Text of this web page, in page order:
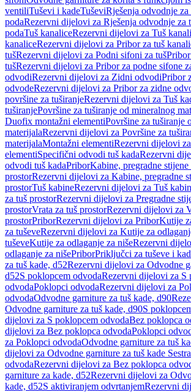
ventiliTuševi i kadeTuševiRješenja odvodnje
podaRezervni dijelovi za Rješenja odvodnje za
podaTuš kanaliceRezervni dijelovi za Tuš
kanaliceRezervni dijelovi za Pribor za tuš
tušRezervni dijelovi za Podni sifoni za tuš
tušRezervni dijelovi za Pribor za podne sifone
odvodiRezervni dijelovi za Zidni odvodiPribor
odvodeRezervni dijelovi za Pribor za zidne
površine za tuširanjeRezervni dijelovi za Tuš
tuširanjePovršine za tuširanje od mineralnog
Duofix montažni elementiPovršine za tuširanje
materijalaRezervni dijelovi za Površine za
materijalaMontažni elementiRezervni dijelovi
elementiSpecifični odvodi tuš kadaRezervni
odvodi tuš kadaPriborKabine, pregradne stijene
prostorRezervni dijelovi za Kabine, pregradne
prostorTuš kabineRezervni dijelovi za Tuš
za tuš prostorRezervni dijelovi za Pregradne
prostorVrata za tuš prostorRezervni dijelovi za
prostorPriborRezervni dijelovi za PriborKutije
za tuševeRezervni dijelovi za Kutije za
tuševeKutije za odlaganje za nišeRezervni
odlaganje za nišePriborPriključci za tuševe i
za tuš kade, d52Rezervni dijelovi za Odvodne
d52S poklopcem odvodaRezervni dijelovi za S
odvodaPoklopci odvodaRezervni dijelovi za
odvodaOdvodne garniture za tuš kade, d90
Odvodne garniture za tuš kade, d90S
dijelovi za S poklopcem odvodaBez poklopca
dijelovi za Bez poklopca odvodaPoklopci
za Poklopci odvodaOdvodne garniture za tuš
dijelovi za Odvodne garniture za tuš kade Sestra
odvodaRezervni dijelovi za Bez poklopca
garniture za kade, d52Rezervni dijelovi za
kade, d52S aktiviranjem odvrtanjemRezervni